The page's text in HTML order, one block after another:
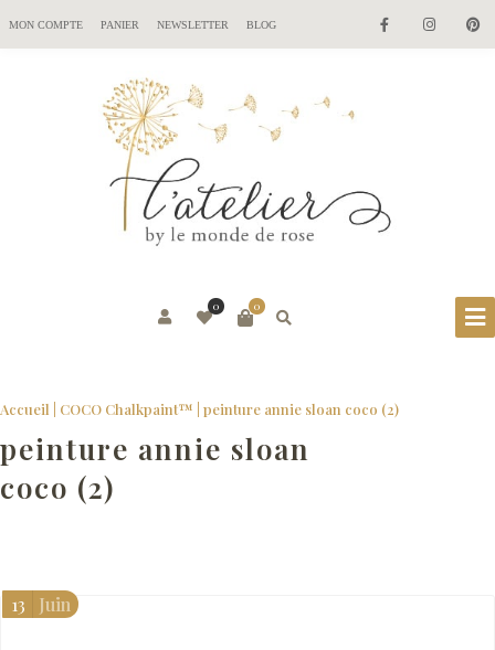
MON COMPTE PANIER NEWSLETTER BLOG
0
0
Accueil COCO Chalkpaint™ peinture annie sloan coco (2)
peinture annie sloan
coco (2)
13 Juin